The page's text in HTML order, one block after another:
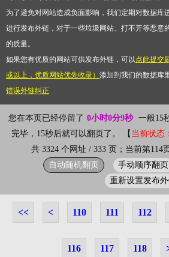
为了避免对网站造成负面影响，我们定期对数据库
进行发布外链，对于一些垃圾网站、打不开等恶意
的质量。
如果您有优质的网站可供发布外链，可以点此提交
或以上，优质网站优先收录） 添加到我们的数据库
错误外链纠正
您在本页已经停留了 0小时0分9秒
一般15
完毕，15秒后就可以翻页了。 【 当前状态
共 3324 个网址 / 333 页；当前第114
自动随机翻页
手动顺序翻页
重新设置发布
<< < 110 111 112
116 117 118